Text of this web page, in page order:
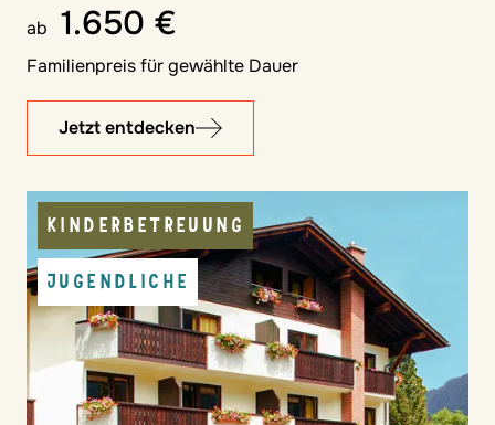
ab 1.650 €
Familienpreis für gewählte Dauer
Jetzt entdecken
KINDERBETREUUNG
JUGENDLICHE